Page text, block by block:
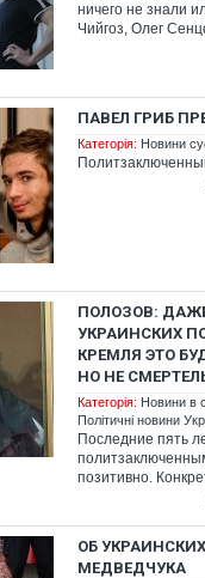
ничего не знали
Чийгоз, Олег
ПАВЕЛ ГРИБ
Категорія: Новини
ПОЛОЗОВ:
УКРАИНСКИХ
КРЕМЛЯ ЭТО
НО НЕ
Категорія: Новини в
Політичні новини
Последние пять
позитивно.
ОБ
МЕДВЕДЧУКА